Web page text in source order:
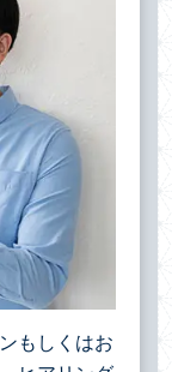
もしくはお